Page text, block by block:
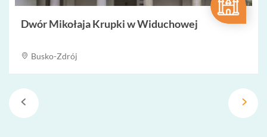
Dwór Mikołaja Krupki w Widuchowej
Busko-Zdrój